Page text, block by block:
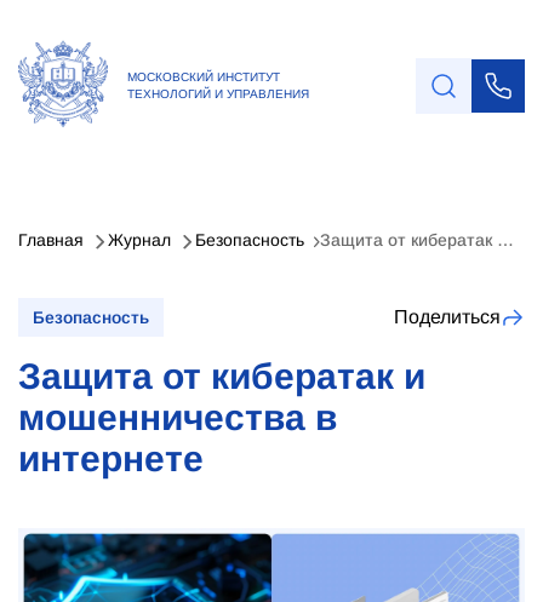
МОСКОВСКИЙ ИНСТИТУТ
ТЕХНОЛОГИЙ И УПРАВЛЕНИЯ
Главная Журнал Безопасность Защита от кибератак и мошенничества в интернете
Безопасность Поделиться
Защита от кибератак и
мошенничества в
интернете